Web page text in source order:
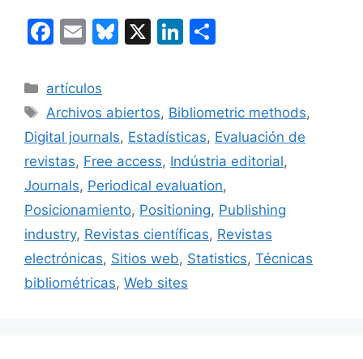
F
c
e
b
o
o
k
E
ai
l
Bl
s
k
y
X
Li
e
dI
n
p
ar
tir
Categorías
artículos
Etiquetas
Archivos abiertos, Bibliometric methods,
Digital journals, Estadísticas, Evaluación de
revistas, Free access, Indústria editorial,
Journals, Periodical evaluation,
Posicionamiento, Positioning, Publishing
industry, Revistas científicas, Revistas
electrónicas, Sitios web, Statistics, Técnicas
bibliométricas, Web sites